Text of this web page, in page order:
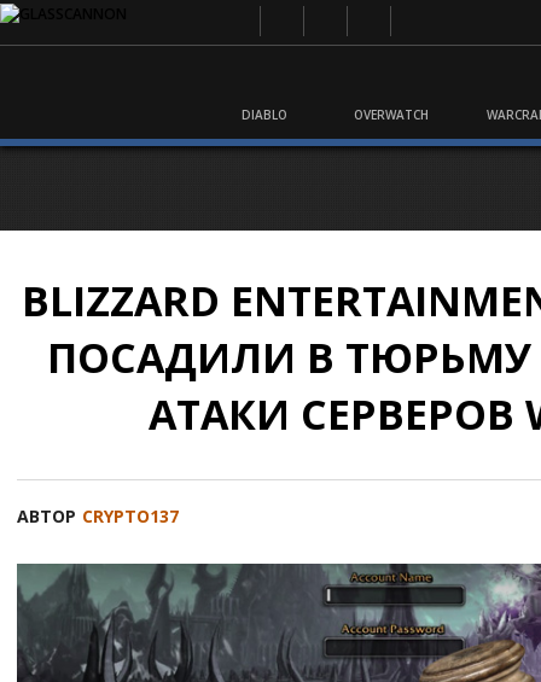
DIABLO OVERWATCH
BLIZZARD
ПОСАДИЛИ В ТЮРЬМУ
АТАКИ СЕРВЕРОВ
АВТОР CRYPTO137